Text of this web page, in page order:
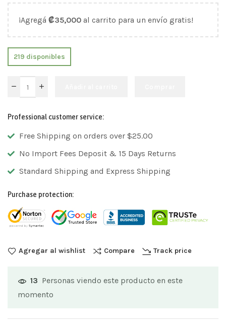
¡Agregá ₡35,000 al carrito para un envío gratis!
219 disponibles
Professional customer service:
Free Shipping on orders over $25.00
No Import Fees Deposit & 15 Days Returns
Standard Shipping and Express Shipping
Purchase protection:
Agregar al wishlist Compare Track price
13 Personas viendo este producto en este
momento